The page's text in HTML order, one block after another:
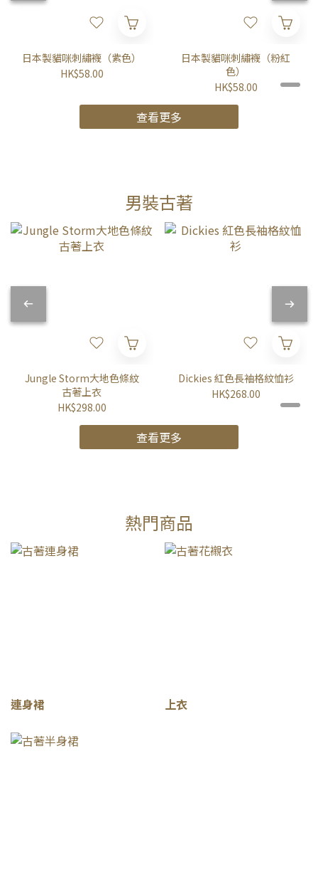
日本製貓咪刺繡襪（紫色）
HK$58.00
日本製貓咪刺繡襪（粉紅
色）
HK$58.00
查看更多
男裝古著
Jungle Storm大地色條紋
古著上衣
HK$298.00
Dickies 紅色長袖格紋恤衫
HK$268.00
查看更多
熱門商品
連身裙 上衣